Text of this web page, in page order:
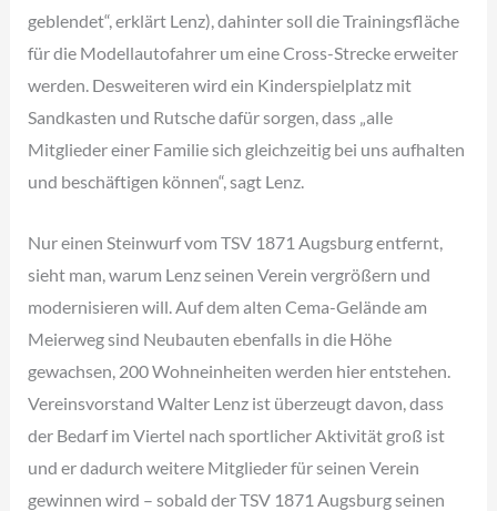
geblendet“, erklärt Lenz), dahinter soll die Trainingsfläche
für die Modellautofahrer um eine Cross-Strecke erweiter
werden. Desweiteren wird ein Kinderspielplatz mit
Sandkasten und Rutsche dafür sorgen, dass „alle
Mitglieder einer Familie sich gleichzeitig bei uns aufhalten
und beschäftigen können“, sagt Lenz.
Nur einen Steinwurf vom TSV 1871 Augsburg entfernt,
sieht man, warum Lenz seinen Verein vergrößern und
modernisieren will. Auf dem alten Cema-Gelände am
Meierweg sind Neubauten ebenfalls in die Höhe
gewachsen, 200 Wohneinheiten werden hier entstehen.
Vereinsvorstand Walter Lenz ist überzeugt davon, dass
der Bedarf im Viertel nach sportlicher Aktivität groß ist
und er dadurch weitere Mitglieder für seinen Verein
gewinnen wird – sobald der TSV 1871 Augsburg seinen